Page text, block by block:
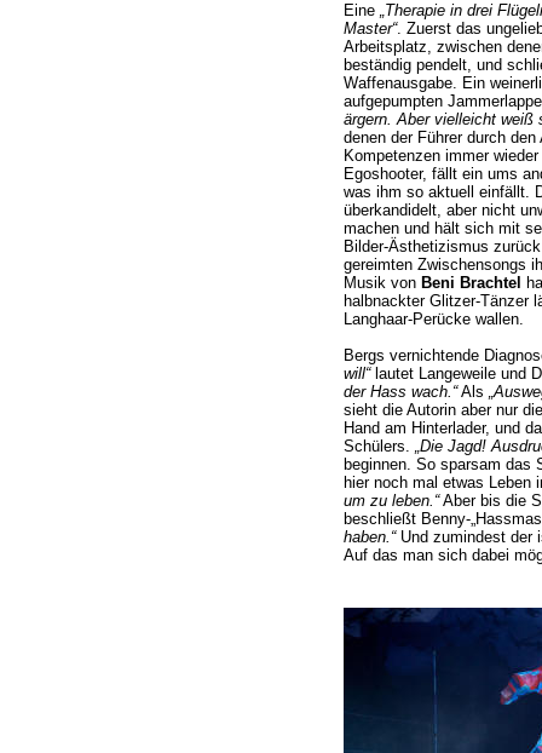
Eine „Therapie in drei
Master“. Zuerst das
Arbeitsplatz, zwischen
beständig pendelt, und
Waffenausgabe. Ein
aufgepumpten
ärgern. Aber vielleicht weiß
denen der Führer durch
Kompetenzen immer
Egoshooter, fällt ein ums
was ihm so aktuell einfällt.
überkandidelt, aber nicht
machen und hält sich mit
Bilder-Ästhetizismus
gereimten Zwischensongs
Musik von Beni Brachtel
halbnackter Glitzer-Tänzer
Langhaar-Perücke wallen.
Bergs vernichtende
will“lautet Langeweile und
der Hass wach.“Als
sieht die Autorin aber nur
Hand am Hinterlader, und
Schülers. „Die Jagd!
beginnen. So sparsam das
hier noch mal etwas Leben
um zu leben.“Aber bis die
beschließt Benny-
haben.“Und zumindest der
Auf das man sich dabei